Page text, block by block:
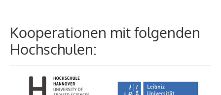
Kooperationen mit folgenden
Hochschulen: